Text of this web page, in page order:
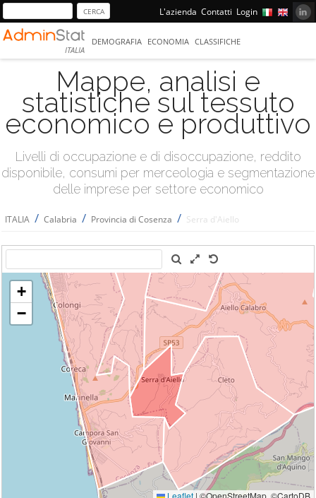
L'azienda Contatti Login
ITALIA
DEMOGRAFIA ECONOMIA CLASSIFICHE
Mappe, analisi e
statistiche sul tessuto
economico e produttivo
Livelli di occupazione e di disoccupazione, reddito
disponibile, consumi per merceologia e segmentazione
delle imprese per settore economico
ITALIA / Calabria / Provincia di Cosenza / Serra d'Aiello